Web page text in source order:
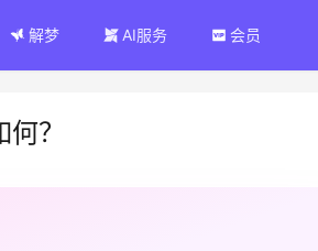
解梦 AI服务 会员
？